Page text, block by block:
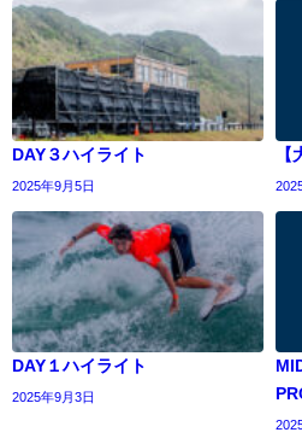
DAY３ハイライト
2025年9月5日
DAY１ハイライト
2025年9月3日